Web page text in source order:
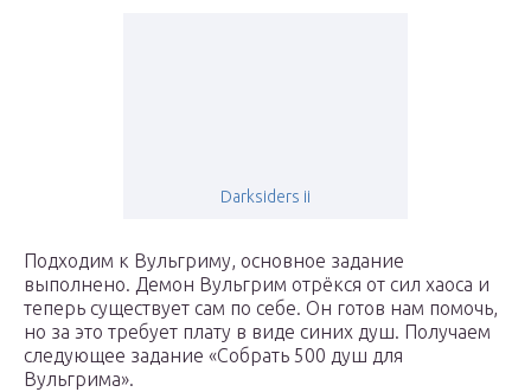
Darksiders ii
Подходим к Вульгриму, основное задание
выполнено. Демон Вульгрим отрёкся от сил хаоса и
теперь существует сам по себе. Он готов нам помочь,
но за это требует плату в виде синих душ. Получаем
следующее задание «Собрать 500 душ для
Вульгрима».